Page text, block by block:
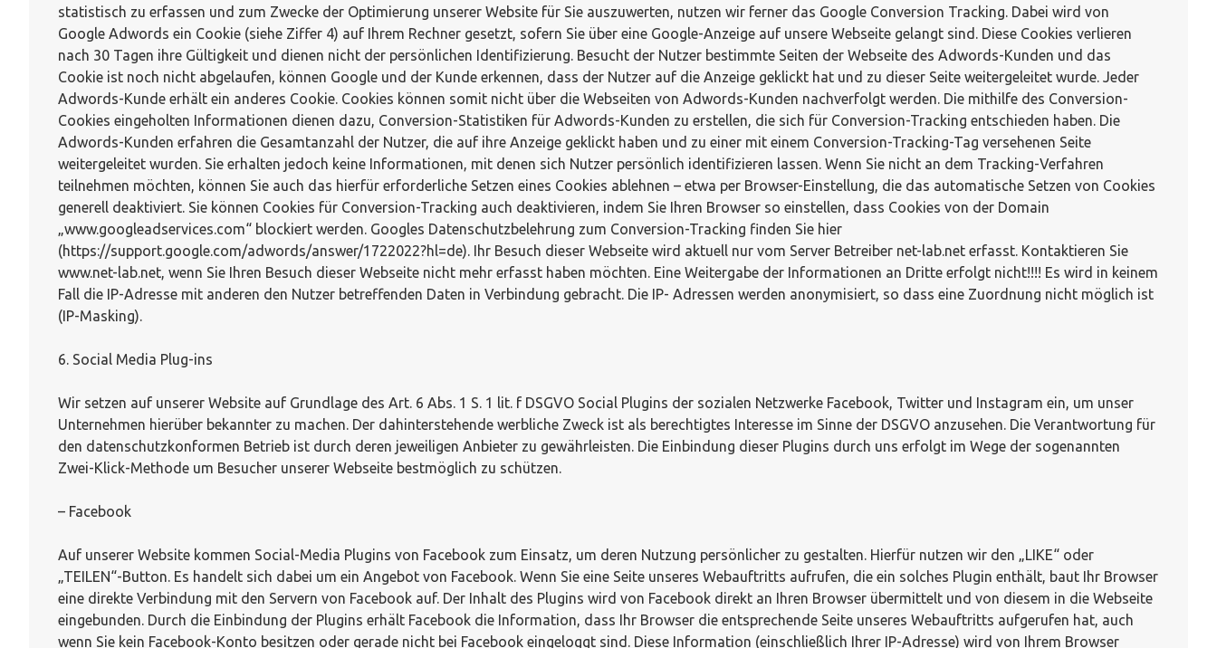
statistisch zu erfassen und zum Zwecke der Optimierung unserer Website für Sie auszuwerten, nutzen wir ferner das Google Conversion Tracking. Dabei wird von
Google Adwords ein Cookie (siehe Ziffer 4) auf Ihrem Rechner gesetzt, sofern Sie über eine Google-Anzeige auf unsere Webseite gelangt sind. Diese Cookies verlieren
nach 30 Tagen ihre Gültigkeit und dienen nicht der persönlichen Identifizierung. Besucht der Nutzer bestimmte Seiten der Webseite des Adwords-Kunden und das
Cookie ist noch nicht abgelaufen, können Google und der Kunde erkennen, dass der Nutzer auf die Anzeige geklickt hat und zu dieser Seite weitergeleitet wurde. Jeder
Adwords-Kunde erhält ein anderes Cookie. Cookies können somit nicht über die Webseiten von Adwords-Kunden nachverfolgt werden. Die mithilfe des Conversion-
Cookies eingeholten Informationen dienen dazu, Conversion-Statistiken für Adwords-Kunden zu erstellen, die sich für Conversion-Tracking entschieden haben. Die
Adwords-Kunden erfahren die Gesamtanzahl der Nutzer, die auf ihre Anzeige geklickt haben und zu einer mit einem Conversion-Tracking-Tag versehenen Seite
weitergeleitet wurden. Sie erhalten jedoch keine Informationen, mit denen sich Nutzer persönlich identifizieren lassen. Wenn Sie nicht an dem Tracking-Verfahren
teilnehmen möchten, können Sie auch das hierfür erforderliche Setzen eines Cookies ablehnen – etwa per Browser-Einstellung, die das automatische Setzen von Cookies
generell deaktiviert. Sie können Cookies für Conversion-Tracking auch deaktivieren, indem Sie Ihren Browser so einstellen, dass Cookies von der Domain
„www.googleadservices.com“ blockiert werden. Googles Datenschutzbelehrung zum Conversion-Tracking finden Sie hier
(https://support.google.com/adwords/answer/1722022?hl=de). Ihr Besuch dieser Webseite wird aktuell nur vom Server Betreiber net-lab.net erfasst. Kontaktieren Sie
www.net-lab.net, wenn Sie Ihren Besuch dieser Webseite nicht mehr erfasst haben möchten. Eine Weitergabe der Informationen an Dritte erfolgt nicht!!!! Es wird in keinem
Fall die IP-Adresse mit anderen den Nutzer betreffenden Daten in Verbindung gebracht. Die IP- Adressen werden anonymisiert, so dass eine Zuordnung nicht möglich ist
(IP-Masking).
6. Social Media Plug-ins
Wir setzen auf unserer Website auf Grundlage des Art. 6 Abs. 1 S. 1 lit. f DSGVO Social Plugins der sozialen Netzwerke Facebook, Twitter und Instagram ein, um unser
Unternehmen hierüber bekannter zu machen. Der dahinterstehende werbliche Zweck ist als berechtigtes Interesse im Sinne der DSGVO anzusehen. Die Verantwortung für
den datenschutzkonformen Betrieb ist durch deren jeweiligen Anbieter zu gewährleisten. Die Einbindung dieser Plugins durch uns erfolgt im Wege der sogenannten
Zwei-Klick-Methode um Besucher unserer Webseite bestmöglich zu schützen.
– Facebook
Auf unserer Website kommen Social-Media Plugins von Facebook zum Einsatz, um deren Nutzung persönlicher zu gestalten. Hierfür nutzen wir den „LIKE“ oder
„TEILEN“-Button. Es handelt sich dabei um ein Angebot von Facebook. Wenn Sie eine Seite unseres Webauftritts aufrufen, die ein solches Plugin enthält, baut Ihr Browser
eine direkte Verbindung mit den Servern von Facebook auf. Der Inhalt des Plugins wird von Facebook direkt an Ihren Browser übermittelt und von diesem in die Webseite
eingebunden. Durch die Einbindung der Plugins erhält Facebook die Information, dass Ihr Browser die entsprechende Seite unseres Webauftritts aufgerufen hat, auch
wenn Sie kein Facebook-Konto besitzen oder gerade nicht bei Facebook eingeloggt sind. Diese Information (einschließlich Ihrer IP-Adresse) wird von Ihrem Browser